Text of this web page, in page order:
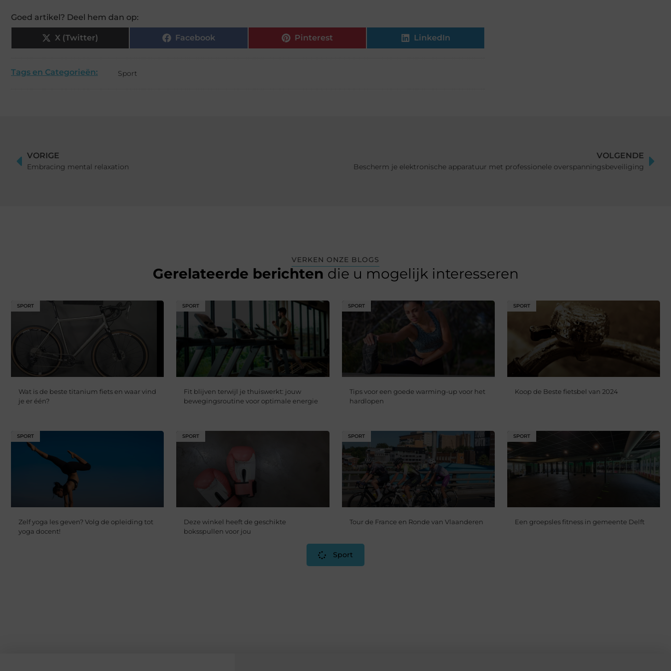
Goed artikel? Deel hem dan op:
X (Twitter) Facebook Pinterest LinkedIn
Tags en Categorieën: Sport
VORIGE
Embracing mental relaxation
VOLGENDE
Bescherm je elektronische apparatuur met professionele overspanningsbeveiliging
VERKEN ONZE BLOGS
Gerelateerde berichten die u mogelijk interesseren
SPORT
Wat is de beste titanium fiets en waar vind
je er één?
SPORT
Fit blijven terwijl je thuiswerkt: jouw
bewegingsroutine voor optimale energie
SPORT
Tips voor een goede warming-up voor het
hardlopen
SPORT
Koop de Beste fietsbel van 2024
SPORT
Zelf yoga les geven? Volg de opleiding tot
yoga docent!
SPORT
Deze winkel heeft de geschikte
boksspullen voor jou
SPORT
Tour de France en Ronde van Vlaanderen
SPORT
Een groepsles fitness in gemeente Delft
Sport